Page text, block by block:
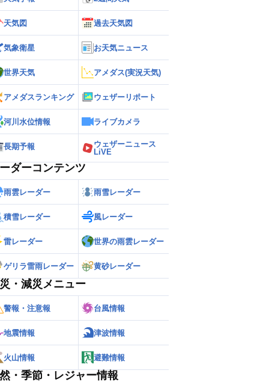
天気図 過去天気図
気象衛星 お天気ニュース
世界天気 アメダス(実況天気)
アメダスランキング ウェザーリポート
河川水位情報 ライブカメラ
長期予報
ウェザーニュース
LiVE
ダーコンテンツ
雨雲レーダー 雨雪レーダー
積雪レーダー 風レーダー
雷レーダー 世界の雨雲レーダー
ゲリラ雷雨レーダー 黄砂レーダー
・減災メニュー
警報・注意報 台風情報
地震情報 津波情報
火山情報 避難情報
・季節・レジャー情報